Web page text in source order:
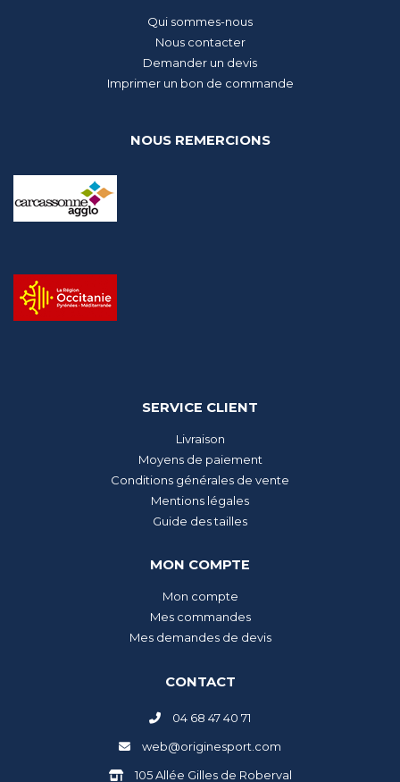
Qui sommes-nous
Nous contacter
Demander un devis
Imprimer un bon de commande
NOUS REMERCIONS
SERVICE CLIENT
Livraison
Moyens de paiement
Conditions générales de vente
Mentions légales
Guide des tailles
MON COMPTE
Mon compte
Mes commandes
Mes demandes de devis
CONTACT
04 68 47 40 71
web@originesport.com
105 Allée Gilles de Roberval